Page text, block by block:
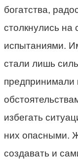
богатства,
столкнулись на
испытаниями.
стали лишь
предпринимали
избегать
них опасными.
создавать и